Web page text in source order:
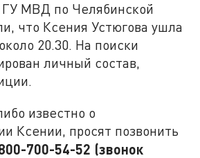
МВД по Челябинской
что Ксения Устюгова ушла
20.30. На поиски
личный состав,
известно о
Ксении, просят позвонить
700-54-52 (звонок